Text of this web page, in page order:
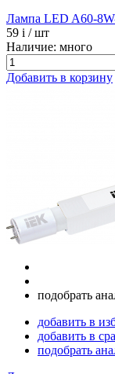
Лампа LED A60-
59 i / шт
Наличие: много
Добавить в корзину
подобрать
добавить в
добавить в
подобрать